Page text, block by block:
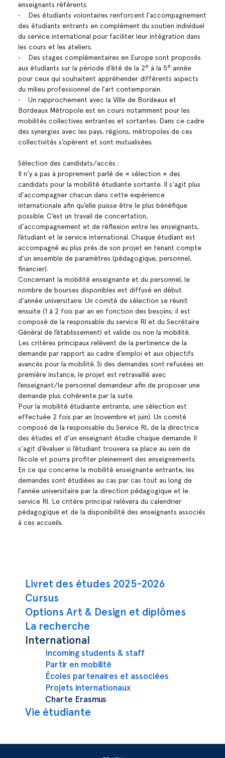
Navigation principale
Livret des études 2025-2026
Cursus
Options Art & Design et diplômes
La recherche
International
Incoming students & staff
Partir en mobilité
Écoles partenaires et associées
Projets internationaux
Charte Erasmus
Vie étudiante
enseignants référents.
• Des étudiants volontaires renforcent l’accompagnement
des étudiants entrants en complément du soutien individuel
du service international pour faciliter leur intégration dans
les cours et les ateliers.
• Des stages complémentaires en Europe sont proposés
aux étudiants sur la période d’été de la 2e à la 5e année
pour ceux qui souhaitent appréhender différents aspects
du milieu professionnel de l’art contemporain.
• Un rapprochement avec la Ville de Bordeaux et
Bordeaux Métropole est en cours notamment pour les
mobilités collectives entrantes et sortantes. Dans ce cadre
des synergies avec les pays, régions, métropoles de ces
collectivités s’opèrent et sont mutualisées.
Sélection des candidats/accès :
Il n’y a pas à proprement parlé de « sélection » des
candidats pour la mobilité étudiante sortante. Il s’agit plus
d’accompagner chacun dans cette expérience
internationale afin qu’elle puisse être le plus bénéfique
possible. C’est un travail de concertation,
d’accompagnement et de réflexion entre les enseignants,
l’étudiant et le service international. Chaque étudiant est
accompagné au plus près de son projet en tenant compte
d’un ensemble de paramètres (pédagogique, personnel,
financier).
Concernant la mobilité enseignante et du personnel, le
nombre de bourses disponibles est diffusé en début
d’année universitaire. Un comité de sélection se réunit
ensuite (1 à 2 fois par an en fonction des besoins; il est
composé de la responsable du service RI et du Secrétaire
Général de l’établissement) et valide ou non la mobilité.
Les critères principaux relèvent de la pertinence de la
demande par rapport au cadre d’emploi et aux objectifs
avancés pour la mobilité. Si des demandes sont refusées en
première instance, le projet est retravaillé avec
l’enseignant/le personnel demandeur afin de proposer une
demande plus cohérente par la suite.
Pour la mobilité étudiante entrante, une sélection est
effectuée 2 fois par an (novembre et juin). Un comité
composé de la responsable du Service RI, de la directrice
des études et d’un enseignant étudie chaque demande. Il
s’agit d’évaluer si l’étudiant trouvera sa place au sein de
l’école et pourra profiter pleinement des enseignements.
En ce qui concerne la mobilité enseignante entrante, les
demandes sont étudiées au cas par cas tout au long de
l’année universitaire par la direction pédagogique et le
service RI. Le critère principal relèvera du calendrier
pédagogique et de la disponibilité des enseignants associés
à ces accueils.